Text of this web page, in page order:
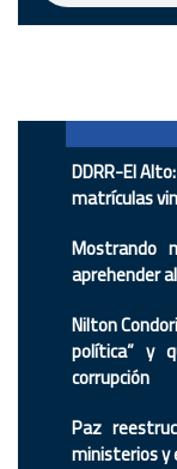
DDRR-El
matrículas
Mostrando
aprehender
Nilton
política” y
corrupción
Paz
ministerios y